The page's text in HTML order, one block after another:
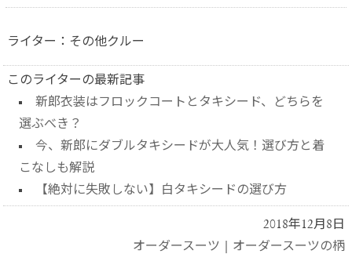
ライター：その他クルー
このライターの最新記事
新郎衣装はフロックコートとタキシード、どちらを
選ぶべき？
今、新郎にダブルタキシードが大人気！選び方と着
こなしも解説
【絶対に失敗しない】白タキシードの選び方
2018年12月8日
オーダースーツ
オーダースーツの柄